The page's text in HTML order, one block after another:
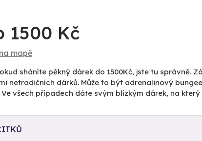
1500 Kč
mapě
sháníte pěkný dárek do 1500Kč, jste tu správně.
netradičních dárků. Může to být adrenalinový
Ve všech případech dáte svým blízkým dárek, na